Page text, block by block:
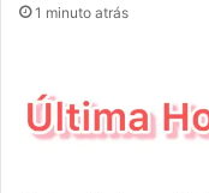
1 minuto atrás